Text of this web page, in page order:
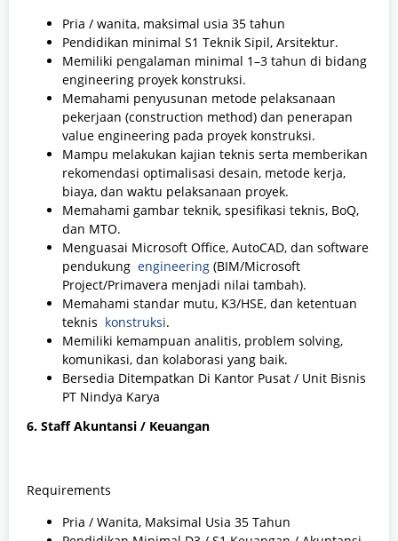
Pria / wanita, maksimal usia 35 tahun
Pendidikan minimal S1 Teknik Sipil, Arsitektur.
Memiliki pengalaman minimal 1–3 tahun di bidang
engineering proyek konstruksi.
Memahami penyusunan metode pelaksanaan
pekerjaan (construction method) dan penerapan
value engineering pada proyek konstruksi.
Mampu melakukan kajian teknis serta memberikan
rekomendasi optimalisasi desain, metode kerja,
biaya, dan waktu pelaksanaan proyek.
Memahami gambar teknik, spesifikasi teknis, BoQ,
dan MTO.
Menguasai Microsoft Office, AutoCAD, dan software
pendukung engineering (BIM/Microsoft
Project/Primavera menjadi nilai tambah).
Memahami standar mutu, K3/HSE, dan ketentuan
teknis konstruksi.
Memiliki kemampuan analitis, problem solving,
komunikasi, dan kolaborasi yang baik.
Bersedia Ditempatkan Di Kantor Pusat / Unit Bisnis
PT Nindya Karya
6. Staff Akuntansi / Keuangan
Requirements
Pria / Wanita, Maksimal Usia 35 Tahun